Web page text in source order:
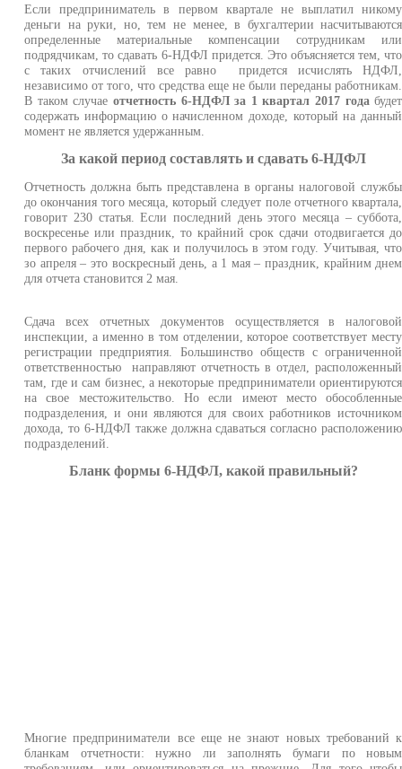
Если предприниматель в первом квартале не выплатил никому
деньги на руки, но, тем не менее, в бухгалтерии насчитываются
определенные материальные компенсации сотрудникам или
подрядчикам, то сдавать 6-НДФЛ придется. Это объясняется тем, что
с таких отчислений все равно придется исчислять НДФЛ,
независимо от того, что средства еще не были переданы работникам.
В таком случаеотчетность 6-НДФЛ за 1 квартал 2017 года будет
содержать информацию о начисленном доходе, который на данный
момент не является удержанным.
За какой период составлять и сдавать 6-НДФЛ
Отчетность должна быть представлена в органы налоговой службы
до окончания того месяца, который следует поле отчетного квартала,
говорит 230 статья. Если последний день этого месяца – суббота,
воскресенье или праздник, то крайний срок сдачи отодвигается до
первого рабочего дня, как и получилось в этом году. Учитывая, что
зо апреля – это воскресный день, а 1 мая – праздник, крайним днем
для отчета становится 2 мая.
Сдача всех отчетных документов осуществляется в налоговой
инспекции, а именно в том отделении, которое соответствует месту
регистрации предприятия. Большинство обществ с ограниченной
ответственностью направляют отчетность в отдел, расположенный
там, где и сам бизнес, а некоторые предприниматели ориентируются
на свое местожительство. Но если имеют место обособленные
подразделения, и они являются для своих работников источником
дохода, то 6-НДФЛ также должна сдаваться согласно расположению
подразделений.
Бланк формы 6-НДФЛ, какой правильный?
Многие предприниматели все еще не знают новых требований к
бланкам отчетности: нужно ли заполнять бумаги по новым